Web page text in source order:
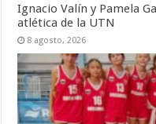
Ignacio Valín y Pamela
atlética de la UTN
8 agosto, 2026